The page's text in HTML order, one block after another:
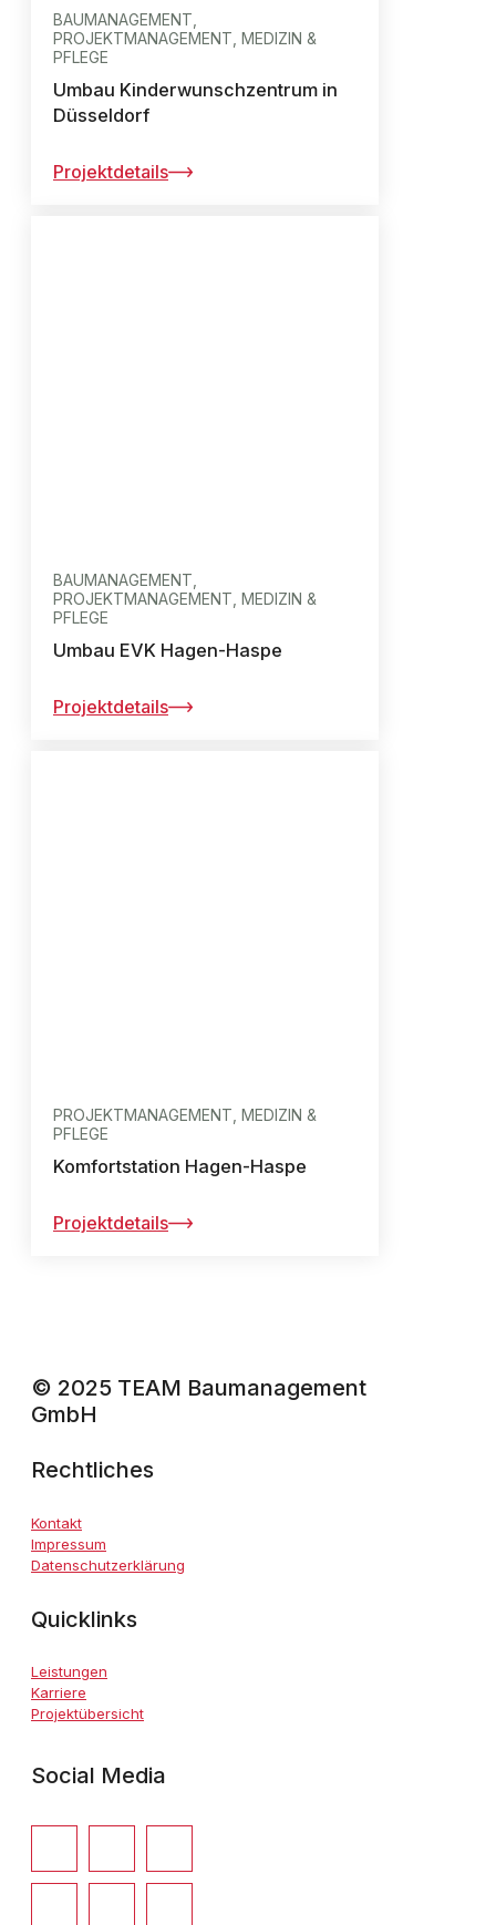
BAUMANAGEMENT,
PROJEKTMANAGEMENT, MEDIZIN &
PFLEGE
Umbau Kinderwunschzentrum in
Düsseldorf
Projektdetails
BAUMANAGEMENT,
PROJEKTMANAGEMENT, MEDIZIN &
PFLEGE
Umbau EVK Hagen-Haspe
Projektdetails
PROJEKTMANAGEMENT, MEDIZIN &
PFLEGE
Komfortstation Hagen-Haspe
Projektdetails
© 2025 TEAM Baumanagement
GmbH
Rechtliches
Kontakt
Impressum
Datenschutzerklärung
Quicklinks
Leistungen
Karriere
Projektübersicht
Social Media